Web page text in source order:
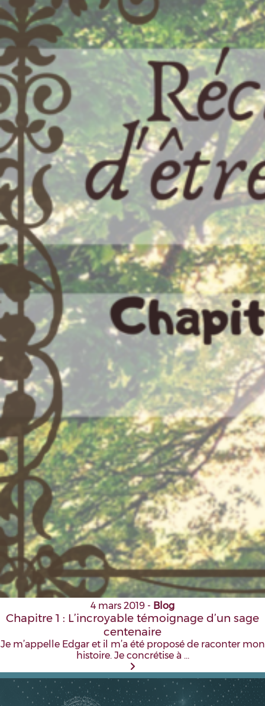
4 mars 2019 - Blog
Chapitre 1 : L’incroyable témoignage d’un sage
centenaire
Je m’appelle Edgar et il m’a été proposé de raconter mon
histoire. Je concrétise à …